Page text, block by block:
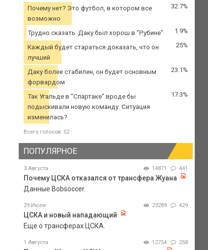
Почему нет? Это футбол, в котором все
возможно
32.7%
Трудно сказать. Даку был хорош в "Рубине" 1.9%
Каждый будет стараться доказать, что он
лучший
25%
Даку более стабилен, он будет основным
форвардом
23.1%
Так Угальде в "Спартаке" вроде бы
подыскивали новую команду. Ситуация
изменилась?
17.3%
Всего голосов: 52
ПОПУЛЯРНОЕ
3 Августа 14871 441
Почему ЦСКА отказался от трансфера Жуана
Данные Bobsoccer.
29 Июля 23289 429
ЦСКА и новый нападающий
Еще о трансферах ЦСКА.
1 Августа 12754 258